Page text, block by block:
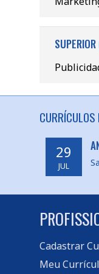
CURRÍCULOS
29
JUL
Cadastrar
Meu